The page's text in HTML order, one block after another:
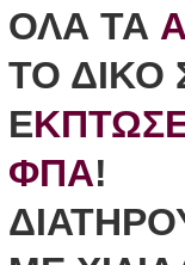
ΟΛΑ ΤΑ
ΤΟ
Ε
ΦΠΑ!